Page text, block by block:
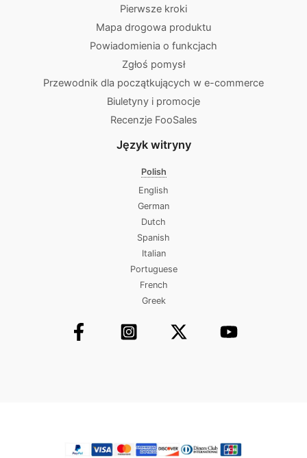
Pierwsze kroki
Mapa drogowa produktu
Powiadomienia o funkcjach
Zgłoś pomysł
Przewodnik dla początkujących w e-commerce
Biuletyny i promocje
Recenzje FooSales
Język witryny
Polish
English
German
Dutch
Spanish
Italian
Portuguese
French
Greek